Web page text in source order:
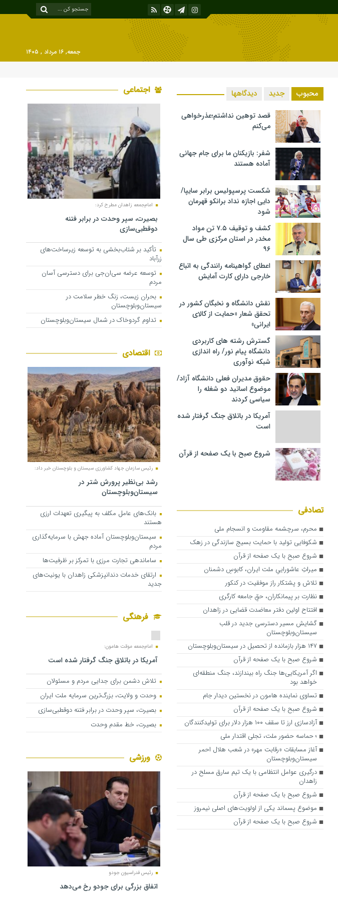
جمعه, ۱۶ مرداد , ۱۴۰۵
محبوب جدید دیدگاهها
قصد توهین نداشتم؛عذرخواهی
می‌کنم
شفر: بازیکنان ما برای جام جهانی
آماده هستند
شکست پرسپولیس برابر سایپا/
دایی اجازه نداد برانکو قهرمان
شود
کشف و توقیف ۷.۵ تن مواد
مخدر در استان مرکزی طی سال
۹۶
اعطای گواهینامه رانندگی به اتباع
خارجی دارای کارت آمایش
نقش دانشگاه و نخبگان کشور در
تحقق شعار «حمایت از کالای
ایرانی»
گسترش رشته های کاربردی
دانشگاه پیام نور/ راه اندازی
شبکه نوآوری
حقوق مدیران فعلی دانشگاه آزاد/
موضوع اساتید دو شغله را
سیاسی کردند
آمریکا در باتلاق جنگ گرفتار شده
است
شروع صبح با یک صفحه از قرآن
تصادفی
محرم، سرچشمه مقاومت و انسجام ملی
شکوفایی تولید با حمایت بسیج سازندگی در زهک
شروع صبح با یک صفحه از قرآن
میراثِ عاشوراییِ ملت ایران، کابوسِ دشمنان
تلاش و پشتکار راز موفقیت در کنکور
نظارت بر پیمانکاران، حقِ جامعه کارگری
افتتاح اولین دفتر معاضدت قضایی در زاهدان
گشایش مسیر دسترسی جدید در قلب
سیستان‌وبلوچستان
۱۴۷ هزار بازمانده از تحصیل در سیستان‌وبلوچستان
شروع صبح با یک صفحه از قرآن
اگر آمریکایی‌ها جنگ راه بیندازند، جنگ منطقه‌ای
خواهد بود
تساوی نماینده هامون در نخستین دیدار جام
شروع صبح با یک صفحه از قرآن
آزادسازی ارز تا سقف ۱۰۰ هزار دلار برای تولیدکنندگان
؛ حماسه حضور ملت، تجلی اقتدار ملی
آغاز مسابقات «رقابت مهر» در شعب هلال احمر
سیستان‌وبلوچستان
درگیری عوامل انتظامی با یک تیم سارق مسلح در
زاهدان
شروع صبح با یک صفحه از قرآن
موضوع پسماند یکی از اولویت‌های اصلی نیمروز
شروع صبح با یک صفحه از قرآن
اجتماعی
امام‌جمعه زاهدان مطرح کرد:
بصیرت، سپر وحدت در برابر فتنه
دوقطبی‌سازی
تأکید بر شتاب‌بخشی به توسعه زیرساخت‌های
زرآباد
توسعه عرضه سی‌ان‌جی برای دسترسی آسان
مردم
بحران زیست، زنگ خطر سلامت در
سیستان‌وبلوچستان
تداوم گردوخاک در شمال سیستان‌وبلوچستان
اقتصادی
رئیس سازمان جهاد کشاورزی سیستان و بلوچستان خبر داد:
رشد بی‌نظیر پرورش شتر در
سیستان‌وبلوچستان
بانک‌های عامل مکلف به پیگیری تعهدات ارزی
هستند
سیستان‌وبلوچستان آماده جهش با سرمایه‌گذاری
مردم
ساماندهی تجارت مرزی با تمرکز بر ظرفیت‌ها
ارتقای خدمات دندانپزشکی زاهدان با یونیت‌های
جدید
فرهنگی
امام‌جمعه موقت هامون:
آمریکا در باتلاق جنگ گرفتار شده است
تلاش دشمن برای جدایی مردم و مسئولان
وحدت و ولایت، بزرگ‌ترین سرمایه ملت ایران
بصیرت، سپر وحدت در برابر فتنه دوقطبی‌سازی
بصیرت، خط مقدم وحدت
ورزشی
رئیس فدراسیون جودو
اتفاق بزرگی برای جودو رخ می‌دهد